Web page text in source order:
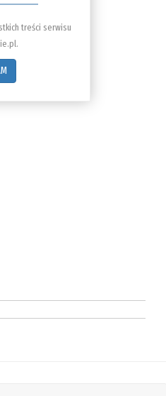
treści serwisu